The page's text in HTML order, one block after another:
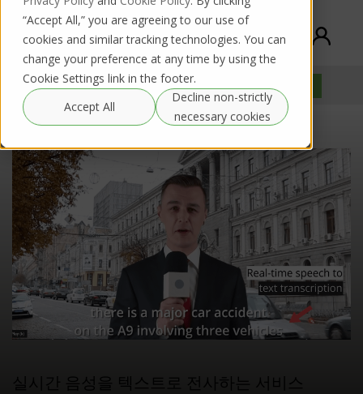
“Accept All,” you are agreeing to our use of
cookies and similar tracking technologies. You can
change your preference at any time by using the
Cookie Settings link in the footer.
Accept All
Decline non-strictly
necessary cookies
TVU Transcriber Documentation 구매/ 임대
실시간 음성을 텍스트로 전사하는 서비스